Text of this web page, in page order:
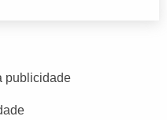
publicidade